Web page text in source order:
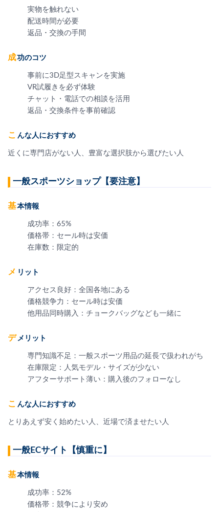
実物を触れない
配送時間が必要
返品・交換の手間
成功のコツ
事前に3D足型スキャンを実施
VR試履きを必ず体験
チャット・電話での相談を活用
返品・交換条件を事前確認
こんな人におすすめ
近くに専門店がない人、豊富な選択肢から選びたい人
一般スポーツショップ【要注意】
基本情報
成功率：65%
価格帯：セール時は安価
在庫数：限定的
メリット
アクセス良好：全国各地にある
価格競争力：セール時は安価
他用品同時購入：チョークバッグなども一緒に
デメリット
専門知識不足：一般スポーツ用品の延長で扱われがち
在庫限定：人気モデル・サイズが少ない
アフターサポート薄い：購入後のフォローなし
こんな人におすすめ
とりあえず安く始めたい人、近場で済ませたい人
一般ECサイト【慎重に】
基本情報
成功率：52%
価格帯：競争により安め